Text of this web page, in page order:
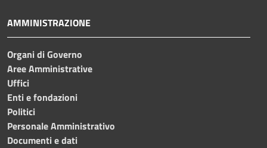
AMMINISTRAZIONE
Organi di Governo
Aree Amministrative
Uffici
Enti e fondazioni
Politici
Personale Amministrativo
Documenti e dati